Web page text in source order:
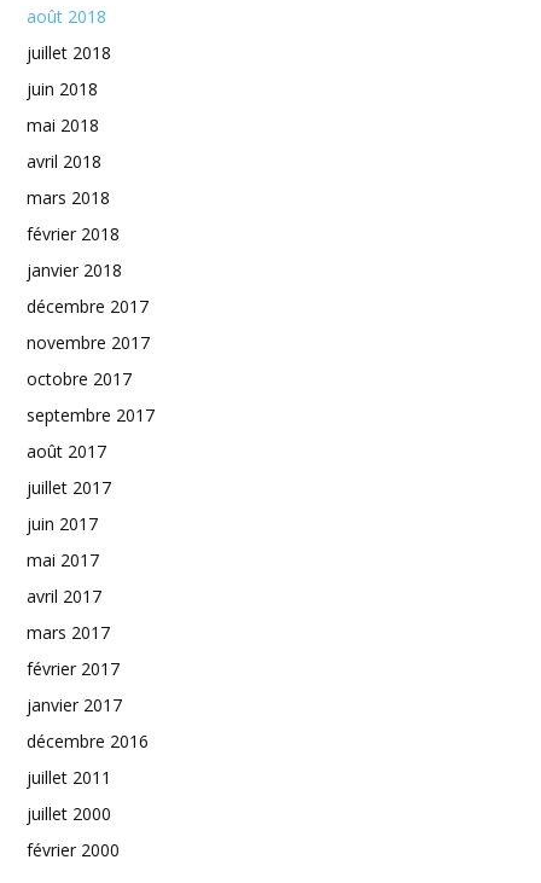
août 2018
juillet 2018
juin 2018
mai 2018
avril 2018
mars 2018
février 2018
janvier 2018
décembre 2017
novembre 2017
octobre 2017
septembre 2017
août 2017
juillet 2017
juin 2017
mai 2017
avril 2017
mars 2017
février 2017
janvier 2017
décembre 2016
juillet 2011
juillet 2000
février 2000